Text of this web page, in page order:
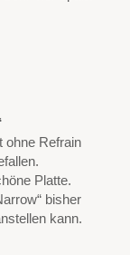
ohne Refrain
Platte.
bisher
kann.